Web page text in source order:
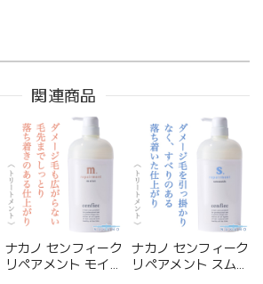
関連商品
ナカノ センフィーク
リペアメント モイス
ナカノ センフィーク
リペアメント スムー